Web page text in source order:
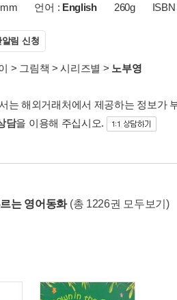
언어 : English 260g
림 신청
> 그림책 >시리즈별 > 노부영
는 해외거래처에서 제공하는 정보가
담을 이용해 주십시오.
는 영어동화 (총 1226권 모두보기)